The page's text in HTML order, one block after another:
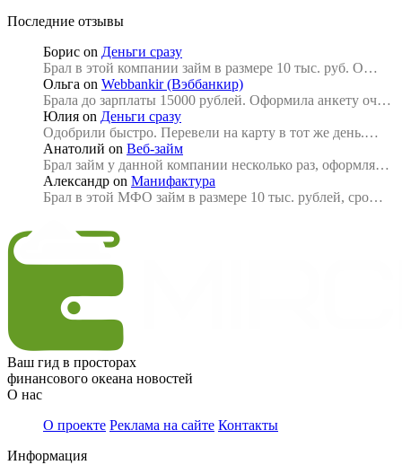
Последние отзывы
Борис on Деньги сразу
Брал в этой компании займ в размере 10 тыс. руб. О…
Ольга on Webbankir (Вэббанкир)
Брала до зарплаты 15000 рублей. Оформила анкету оч…
Юлия on Деньги сразу
Одобрили быстро. Перевели на карту в тот же день.…
Анатолий on Веб-займ
Брал займ у данной компании несколько раз, оформля…
Александр on Манифактура
Брал в этой МФО займ в размере 10 тыс. рублей, сро…
Ваш гид в просторах
финансового океана новостей
О нас
О проекте Реклама на сайте Контакты
Информация